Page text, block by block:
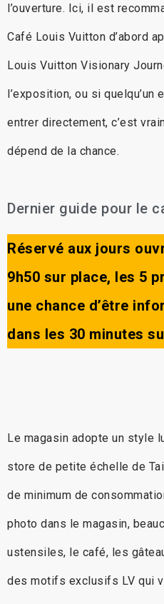
l’ouverture. Ici, il est
Café Louis Vuitton d’abord
Louis Vuitton Visionary
l’exposition, ou si quelqu’un
entrer directement, c’est
dépend de la chance.
Dernier guide pour le
Réservé aux jours
9h50 sur place, les 5
une chance d’être
dans les 30 minutes
Le magasin adopte un style
store de petite échelle de
de minimum de
photo dans le magasin,
ustensiles, le café, les
des motifs exclusifs LV qui